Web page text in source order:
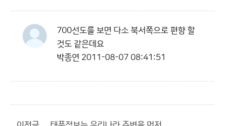
700선도를 보면 다소 북서쪽으로 편향 할
것도 같은데요
박종연 2011-08-07 08:41:51